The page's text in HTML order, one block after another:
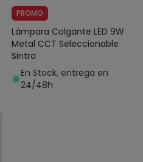
PROMO
Lámpara Colgante LED 9W
Metal CCT Seleccionable
Sintra
En Stock, entrega en
24/48h